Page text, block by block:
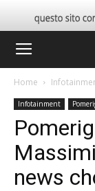
Home
Infotainment
news